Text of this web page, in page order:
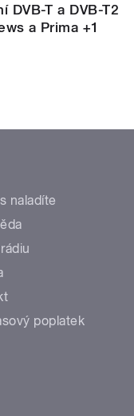
DVB-T a DVB-T2
a Prima +1
naladíte
poplatek